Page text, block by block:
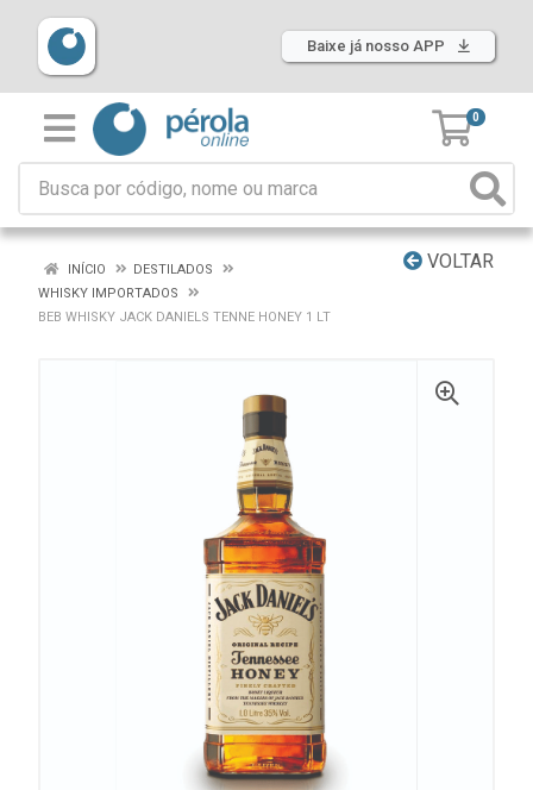
Baixe já nosso APP
0
VOLTAR
INÍCIO
DESTILADOS
WHISKY IMPORTADOS
BEB WHISKY JACK DANIELS TENNE HONEY 1 LT